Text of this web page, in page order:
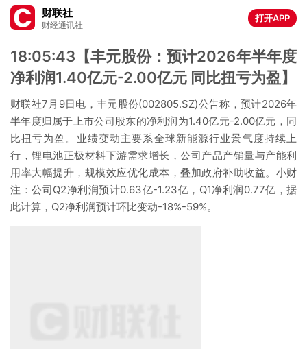
财联社
财经通讯社
打开APP
18:05:43【丰元股份：预计2026年半年度
净利润1.40亿元-2.00亿元 同比扭亏为盈】
财联社7月9日电，丰元股份(002805.SZ)公告称，预计2026年
半年度归属于上市公司股东的净利润为1.40亿元-2.00亿元，同
比扭亏为盈。业绩变动主要系全球新能源行业景气度持续上
行，锂电池正极材料下游需求增长，公司产品产销量与产能利
用率大幅提升，规模效应优化成本，叠加政府补助收益。小财
注：公司Q2净利润预计0.63亿-1.23亿，Q1净利润0.77亿，据
此计算，Q2净利润预计环比变动-18%-59%。